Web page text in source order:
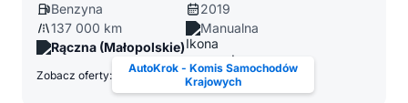
Benzyna
2019
137 000 km
Manualna
Rączna (Małopolskie)
Zobacz oferty:
AutoKrok - Komis Samochodów
Krajowych